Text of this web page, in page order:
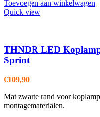
Toevoegen aan winkelwagen
Quick view
THNDR LED
Sprint
€109,90
Mat zwarte rand voor
montagematerialen.